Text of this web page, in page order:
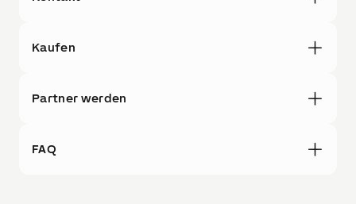
Kaufen
Partner werden
FAQ